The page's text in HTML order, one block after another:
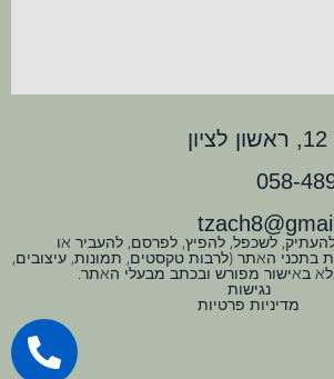
להעתיק, לשכפל, להפיץ, לפרסם, להעביר או
האתר (לרבות טקסטים, תמונות, עיצובים,
באישור מפורש ובכתב מבעלי האתר.
נגישות
מדיניות פרטיות